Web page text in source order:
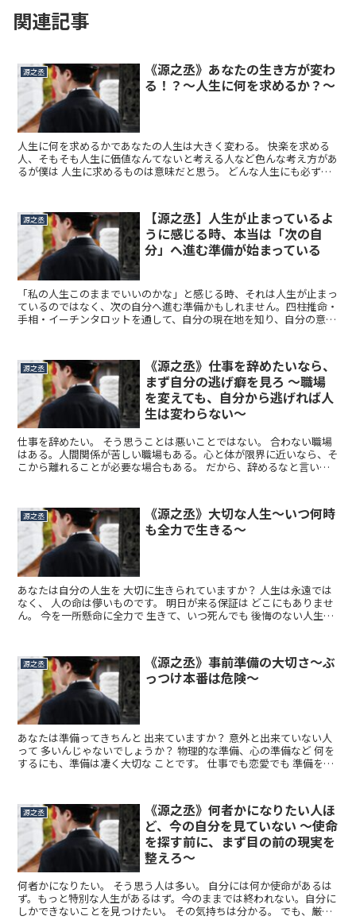
関連記事
源之丞
《源之丞》あなたの生き方が変わ
る！？～人生に何を求めるか？～
人生に何を求めるかであなたの人生は大きく変わる。 快楽を求める
人、そもそも人生に価値なんてないと考える人など色んな考え方があ
るが僕は 人生に求めるものは意味だと思う。 どんな人生にも必ず意
源之丞
【源之丞】人生が止まっているよ
うに感じる時、本当は「次の自
分」へ進む準備が始まっている
「私の人生このままでいいのかな」と感じる時、それは人生が止まっ
ているのではなく、次の自分へ進む準備かもしれません。四柱推命・
手相・イーチンタロットを通して、自分の現在地を知り、自分の意志
源之丞
《源之丞》仕事を辞めたいなら、
まず自分の逃げ癖を見ろ 〜職場
を変えても、自分から逃げれば人
生は変わらない〜
仕事を辞めたい。 そう思うことは悪いことではない。 合わない職場
はある。人間関係が苦しい職場もある。心と体が限界に近いなら、そ
こから離れることが必要な場合もある。 だから、辞めるなと言いた
源之丞
《源之丞》大切な人生〜いつ何時
も全力で生きる〜
あなたは自分の人生を 大切に生きられていますか？ 人生は永遠では
なく、 人の命は儚いものです。 明日が来る保証は どこにもありませ
ん。 今を一所懸命に全力で 生きて、いつ死んでも 後悔のない人生を
源之丞
《源之丞》事前準備の大切さ〜ぶ
っつけ本番は危険〜
あなたは準備ってきちんと 出来ていますか？ 意外と出来ていない人
って 多いんじゃないでしょうか？ 物理的な準備、心の準備など 何を
するにも、準備は凄く大切な ことです。 仕事でも恋愛でも 準備をす
源之丞
《源之丞》何者かになりたい人ほ
ど、今の自分を見ていない 〜使命
を探す前に、まず目の前の現実を
整えろ〜
何者かになりたい。 そう思う人は多い。 自分には何か使命があるは
ず。もっと特別な人生があるはず。今のままでは終われない。自分に
しかできないことを見つけたい。 その気持ちは分かる。 でも、厳し